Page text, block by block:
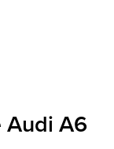
Audi A6